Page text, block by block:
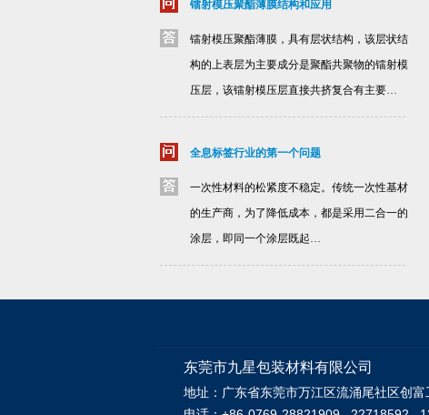
镭射模压聚酯薄膜结构和应用
镭射模压聚酯薄膜，具有层状结构，该层状结
构的上表层为主要成分是聚酯共聚物的镭射模
压层，该镭射模压层直接共挤复合有主要…
全息标签行业的第一个问题
一次性材料的松紧度不稳定。传统一次性基材
的生产商，为了降低成本，都是采用二合一的
涂层，即同一个涂层既起…
东莞市九星包装材料有限公司
地址：广东省东莞市万江区流涌尾社区创富